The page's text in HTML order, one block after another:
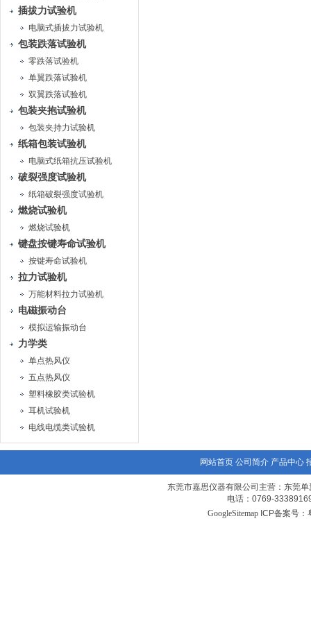
插拔力试验机
电脑式插拔力试验机
包装跌落试验机
零跌落试验机
单翼跌落试验机
双翼跌落试验机
包装夹抱试验机
包装夹持力试验机
纸箱包装试验机
电脑式纸箱抗压试验机
破裂强度试验机
纸箱破裂强度试验机
燃烧试验机
燃烧试验机
键盘按键寿命试验机
按键寿命试验机
拉力试验机
万能材料拉力试验机
电磁振动台
模拟运输振动台
力学类
单点热风仪
五点热风仪
塑料橡胶类试验机
耳机试验机
电线电缆类试验机
网站首页 公司简介 产品中心
东莞市嘉思仪器有限公司主营：东莞
电话：0769-
GoogleSitemap ICP备案号：